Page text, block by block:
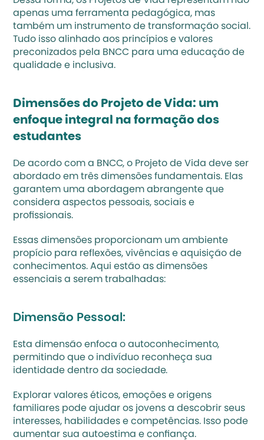
apenas uma ferramenta pedagógica, mas
também um instrumento de transformação social.
Tudo isso alinhado aos princípios e valores
preconizados pela BNCC para uma educação de
qualidade e inclusiva.
Dimensões do Projeto de Vida: um
enfoque integral na formação dos
estudantes
De acordo com a BNCC, o Projeto de Vida deve ser
abordado em três dimensões fundamentais. Elas
garantem uma abordagem abrangente que
considera aspectos pessoais, sociais e
profissionais.
Essas dimensões proporcionam um ambiente
propício para reflexões, vivências e aquisição de
conhecimentos. Aqui estão as dimensões
essenciais a serem trabalhadas:
Dimensão Pessoal:
Esta dimensão enfoca o autoconhecimento,
permitindo que o indivíduo reconheça sua
identidade dentro da sociedade.
Explorar valores éticos, emoções e origens
familiares pode ajudar os jovens a descobrir seus
interesses, habilidades e competências. Isso pode
aumentar sua autoestima e confiança.